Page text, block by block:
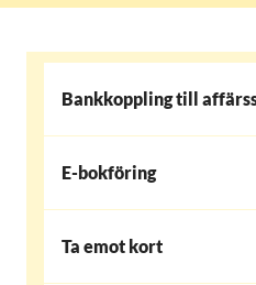
Bankkoppling till
E-bokföring
Ta emot kort